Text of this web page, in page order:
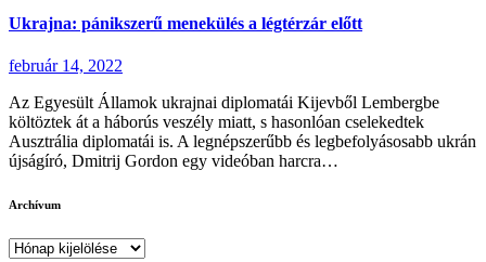
Ukrajna: pánikszerű menekülés a légtérzár előtt
február 14, 2022
Az Egyesült Államok ukrajnai diplomatái Kijevből Lembergbe
költöztek át a háborús veszély miatt, s hasonlóan cselekedtek
Ausztrália diplomatái is. A legnépszerűbb és legbefolyásosabb ukrán
újságíró, Dmitrij Gordon egy videóban harcra…
Archívum
Archívum